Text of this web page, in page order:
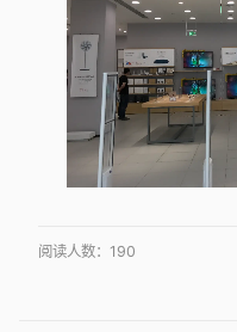
阅读人数： 190